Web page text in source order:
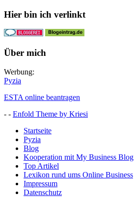
Hier bin ich verlinkt
Über mich
Werbung:
Pyzia
ESTA online beantragen
- - Enfold Theme by Kriesi
Startseite
Pyzia
Blog
Kooperation mit My Business Blog
Top Artikel
Lexikon rund ums Online Business
Impressum
Datenschutz